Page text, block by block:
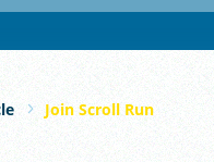
Join Scroll Run